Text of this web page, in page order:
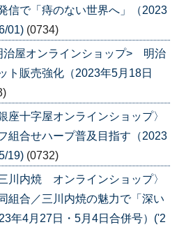
信で「痔のない世界へ」（2023
01) (0734)
治屋オンラインショップ> 明治
ト販売強化（2023年5月18日
座十字屋オンラインショップ〉
組合せハープ普及目指す（2023
19) (0732)
川内焼 オンラインショップ〉
組合／三川内焼の魅力で「深い
年4月27日・5月4日合併号）('2